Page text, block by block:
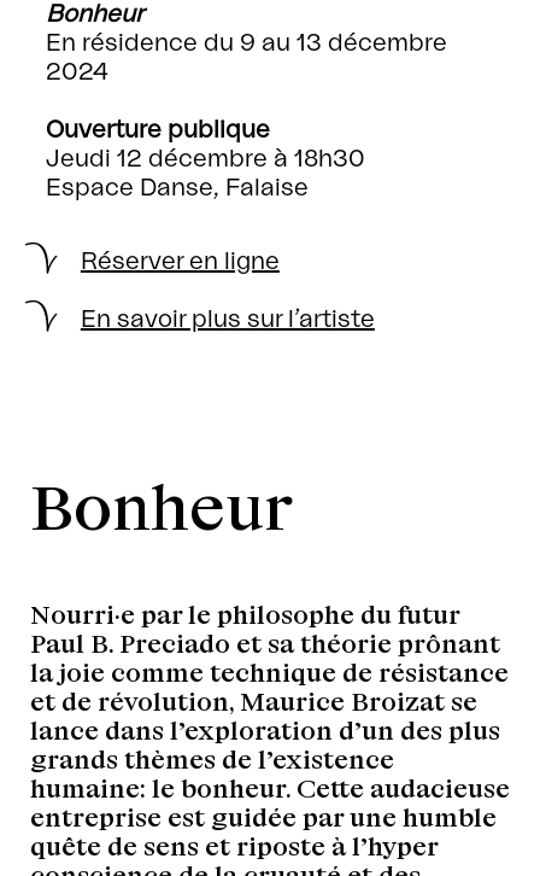
Bonheur
En résidence du 9 au 13 décembre
2024
Ouverture publique
Jeudi 12 décembre à 18h30
Espace Danse, Falaise
Réserver en ligne
En savoir plus sur l’artiste
Bonheur
Nourri·e par le philosophe du futur
Paul B. Preciado et sa théorie prônant
la joie comme technique de résistance
et de révolution, Maurice Broizat se
lance dans l’exploration d’un des plus
grands thèmes de l’existence
humaine: le bonheur. Cette audacieuse
entreprise est guidée par une humble
quête de sens et riposte à l’hyper